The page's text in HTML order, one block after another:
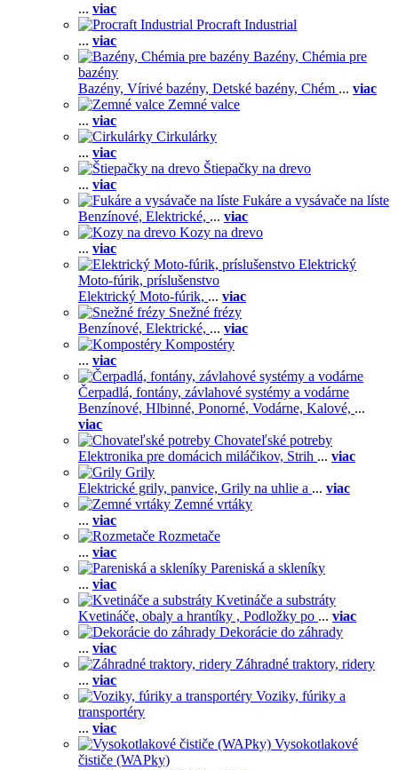
... viac
Procraft Industrial
... viac
Bazény, Chémia pre
bazény
Bazény, Vírivé bazény, Detské bazény, Chém ... viac
Zemné valce
... viac
Cirkulárky
... viac
Štiepačky na drevo
... viac
Fukáre a vysávače na líste
Benzínové, Elektrické, ... viac
Kozy na drevo
... viac
Elektrický
Moto-fúrik, príslušenstvo
Elektrický Moto-fúrik, ... viac
Snežné frézy
Benzínové, Elektrické, ... viac
Kompostéry
... viac
Čerpadlá, fontány, závlahové systémy a vodárne
Benzínové, Hlbinné, Ponorné, Vodárne, Kalové, ...
viac
Chovateľské potreby
Elektronika pre domácich miláčikov, Strih ... viac
Grily
Elektrické grily, panvice, Grily na uhlie a ... viac
Zemné vrtáky
... viac
Rozmetače
... viac
Pareniská a skleníky
... viac
Kvetináče a substráty
Kvetináče, obaly a hrantíky , Podložky po ... viac
Dekorácie do záhrady
... viac
Záhradné traktory, ridery
... viac
Voziky, fúriky a
transportéry
... viac
Vysokotlakové
čističe (WAPky)